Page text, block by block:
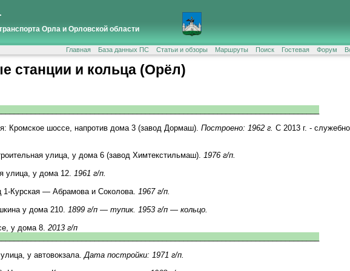
Орла и Орловской области
Главная База данных ПС Статьи и обзоры Маршруты Поиск Гостевая Форум
станции и кольца (Орёл)
Кромское шоссе, напротив дома 3 (завод Дормаш). Построено: 1962 г. С 2013 г. -
улица, у дома 6 (завод Химтекстильмаш). 1976 г/п.
улица, у дома 12. 1961 г/п.
1-Курская — Абрамова и Соколова. 1967 г/п.
у дома 210. 1899 г/п — тупик. 1953 г/п — кольцо.
у дома 8. 2013 г/п
у автовокзала.Дата постройки: 1971 г/п.